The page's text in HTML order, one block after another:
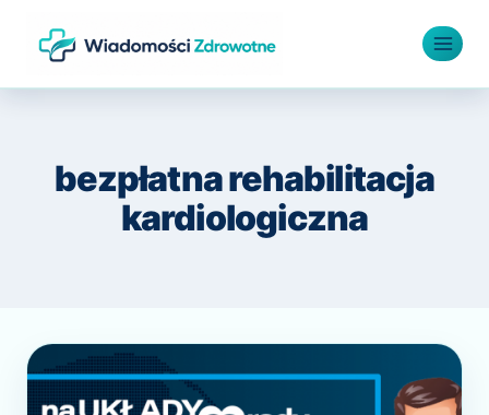
bezpłatna rehabilitacja
kardiologiczna